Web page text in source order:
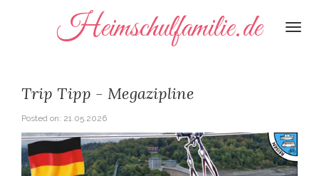
Heimschulfamilie.de
Trip Tipp - Megazipline
Posted on: 21.05.2026